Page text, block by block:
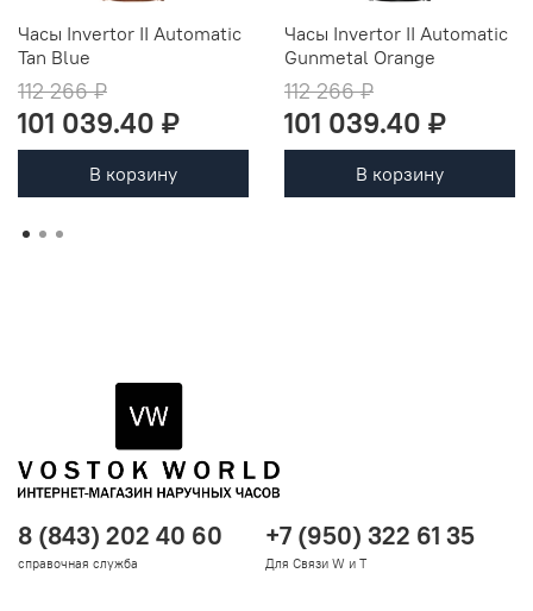
Часы Invertor II Automatic
Tan Blue
112 266 ₽
101 039.40 ₽
В корзину
Часы Invertor II Automatic
Gunmetal Orange
112 266 ₽
101 039.40 ₽
В корзину
8 (843) 202 40 60
справочная служба
+7 (950) 322 61 35
Для Связи W и T